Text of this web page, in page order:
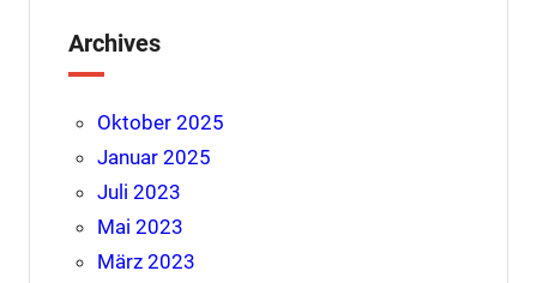
Archives
Oktober 2025
Januar 2025
Juli 2023
Mai 2023
März 2023